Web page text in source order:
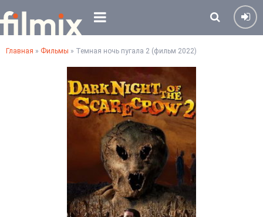
Главная » Фильмы » Темная ночь пугала 2 (фильм 2022)